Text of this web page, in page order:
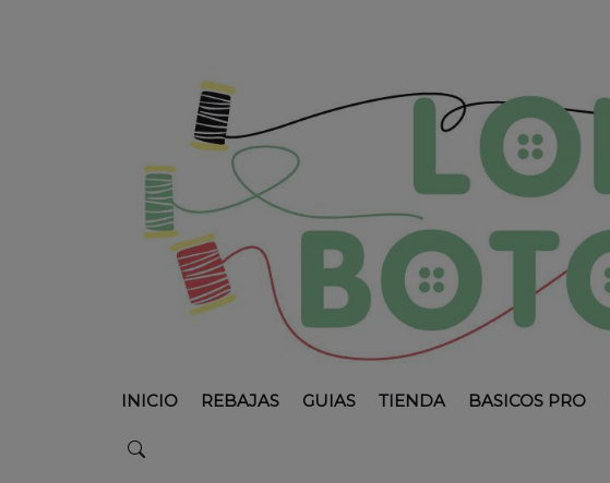
INICIO REBAJAS GUIAS TIENDA BASICOS PRO